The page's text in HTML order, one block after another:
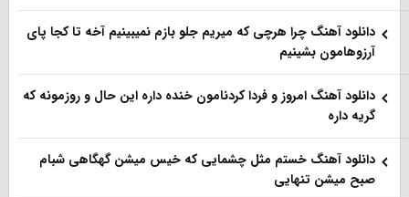
دانلود آهنگ چرا هرچی که میریم جلو بازم نمیبینیم آخه تا کجا پای
آرزوهامون بشینیم
دانلود آهنگ امروز و فردا کردنامون خنده داره این حال و روزمونه که
گریه داره
دانلود آهنگ خستم مثل چشمایی که خیس میشن گهگاهی شبام
صبح میشن تنهایی